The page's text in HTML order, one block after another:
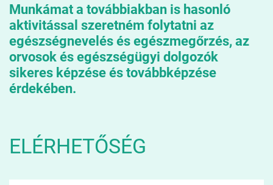
Munkámat a továbbiakban is hasonló
aktivitással szeretném folytatni az
egészségnevelés és egészmegőrzés, az
orvosok és egészségügyi dolgozók
sikeres képzése és továbbképzése
érdekében.
ELÉRHETŐSÉG